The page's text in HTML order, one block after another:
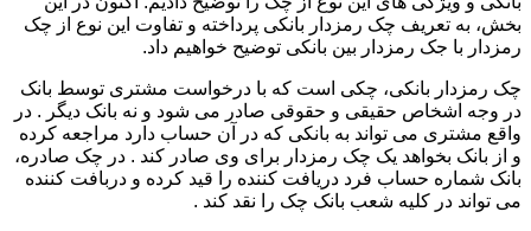
بخش، به تعریف چک رمزدار بانکی پرداخته و تفاوت این نوع از چک
رمزدار با جک رمزدار بین بانکی توضیح خواهیم داد.
چک رمزدار بانکی، چکی است که با درخواست مشتری توسط بانک
در وجه اشخاص حقیقی و حقوقی صادر می شود و نه بانک دیگر . در
واقع مشتری می تواند به بانکی که در آن حساب دارد مراجعه کرده
و از بانک بخواهد یک چک رمزدار برای وی صادر کند . در چک صادره،
بانک شماره حساب فرد دریافت کننده را قید کرده و دربافت کننده
می تواند در کلیه شعب بانک چک را نقد کند .